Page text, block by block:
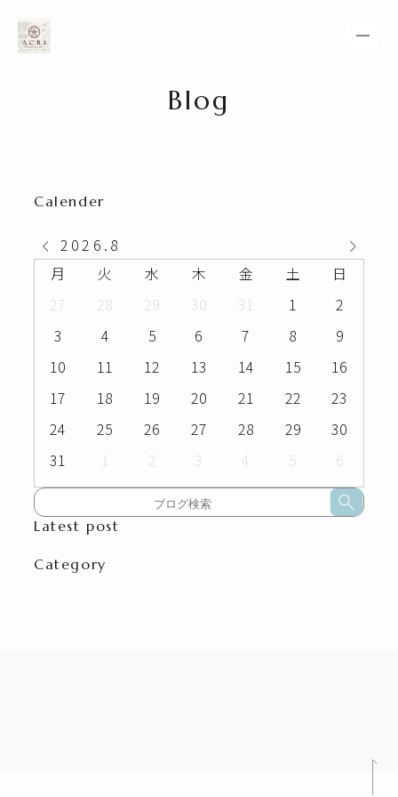
GALLERY
Blog
Calender
2026 . 8
月
火 水 木 金 土
日
27
28 29 30 31 1
2
3
4 5 6 7 8
9
10
11 12 13 14 15
16
17
18 19 20 21 22
23
24
25 26 27 28 29
30
31
1 2 3 4 5 6
Latest post
Category